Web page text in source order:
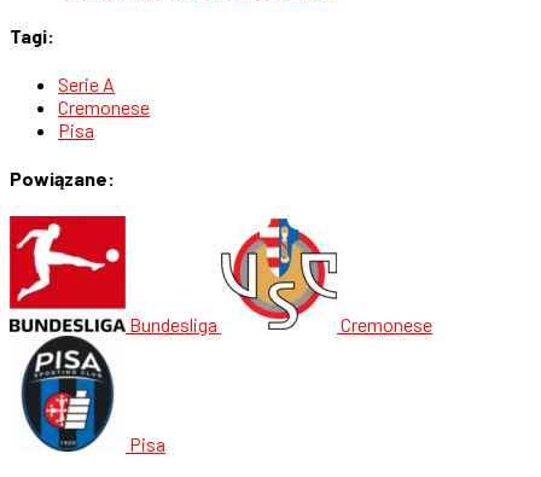
Tagi:
Serie A
Cremonese
Pisa
Powiązane:
Bundesliga Cremonese
Pisa